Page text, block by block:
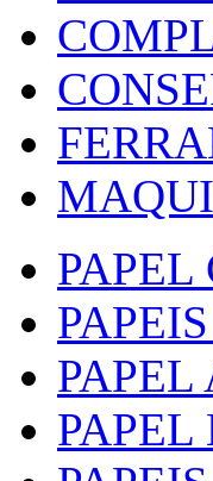
PAPEL
PAPEL
PAPEL